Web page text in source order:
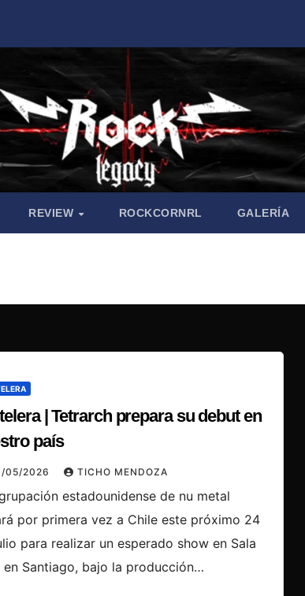
REVIEW ROCKCORNRL GALERÍA
| Tetrarch prepara su debut en
país
05/2026 TICHO MENDOZA
estadounidense de nu metal
por primera vez a Chile este próximo 24
para realizar un esperado show en Sala
en Santiago, bajo la producción…